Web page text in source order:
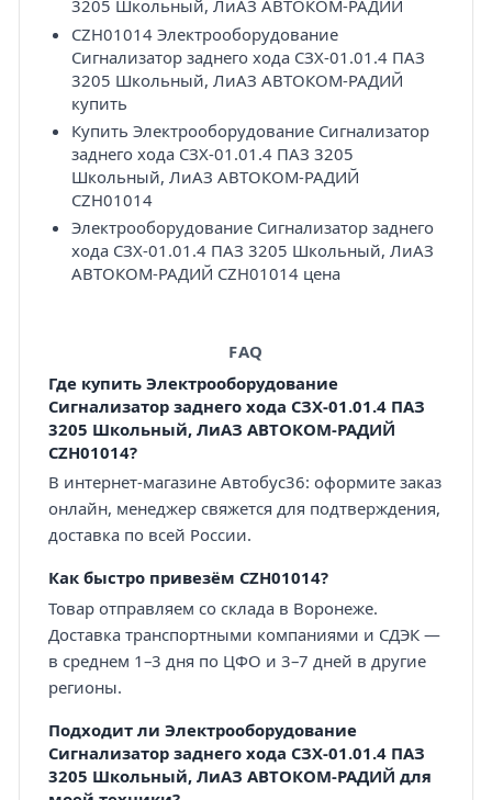
3205 Школьный, ЛиАЗ АВТОКОМ-РАДИЙ
CZH01014 Электрооборудование
Сигнализатор заднего хода СЗХ-01.01.4 ПАЗ
3205 Школьный, ЛиАЗ АВТОКОМ-РАДИЙ
купить
Купить Электрооборудование Сигнализатор
заднего хода СЗХ-01.01.4 ПАЗ 3205
Школьный, ЛиАЗ АВТОКОМ-РАДИЙ
CZH01014
Электрооборудование Сигнализатор заднего
хода СЗХ-01.01.4 ПАЗ 3205 Школьный, ЛиАЗ
АВТОКОМ-РАДИЙ CZH01014 цена
FAQ
Где купить Электрооборудование
Сигнализатор заднего хода СЗХ-01.01.4 ПАЗ
3205 Школьный, ЛиАЗ АВТОКОМ-РАДИЙ
CZH01014?
В интернет-магазине Автобус36: оформите заказ
онлайн, менеджер свяжется для подтверждения,
доставка по всей России.
Как быстро привезём CZH01014?
Товар отправляем со склада в Воронеже.
Доставка транспортными компаниями и СДЭК —
в среднем 1–3 дня по ЦФО и 3–7 дней в другие
регионы.
Подходит ли Электрооборудование
Сигнализатор заднего хода СЗХ-01.01.4 ПАЗ
3205 Школьный, ЛиАЗ АВТОКОМ-РАДИЙ для